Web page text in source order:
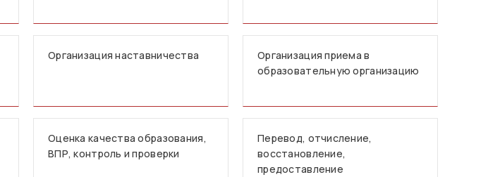
Организация наставничества
Организация приема в
образовательную организацию
Оценка качества образования,
ВПР, контроль и проверки
Перевод, отчисление,
восстановление,
предоставление